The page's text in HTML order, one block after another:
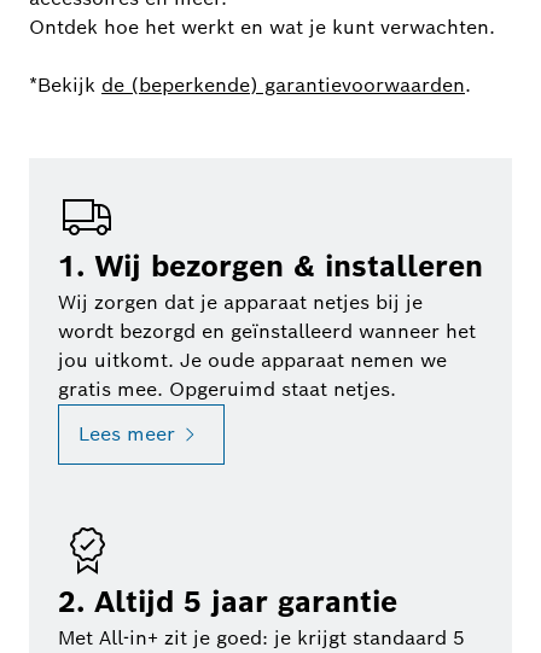
Ontdek hoe het werkt en wat je kunt verwachten.
*Bekijk de (beperkende) garantievoorwaarden.
1. Wij bezorgen & installeren
Wij zorgen dat je apparaat netjes bij je
wordt bezorgd en geïnstalleerd wanneer het
jou uitkomt. Je oude apparaat nemen we
gratis mee. Opgeruimd staat netjes.
Lees meer
2. Altijd 5 jaar garantie
Met All-in+ zit je goed: je krijgt standaard 5